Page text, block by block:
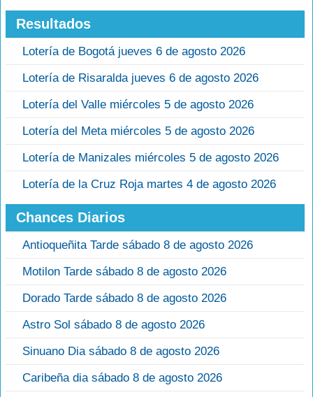
Resultados
Lotería de Bogotá jueves 6 de agosto 2026
Lotería de Risaralda jueves 6 de agosto 2026
Lotería del Valle miércoles 5 de agosto 2026
Lotería del Meta miércoles 5 de agosto 2026
Lotería de Manizales miércoles 5 de agosto 2026
Lotería de la Cruz Roja martes 4 de agosto 2026
Chances Diarios
Antioqueñita Tarde sábado 8 de agosto 2026
Motilon Tarde sábado 8 de agosto 2026
Dorado Tarde sábado 8 de agosto 2026
Astro Sol sábado 8 de agosto 2026
Sinuano Dia sábado 8 de agosto 2026
Caribeña dia sábado 8 de agosto 2026